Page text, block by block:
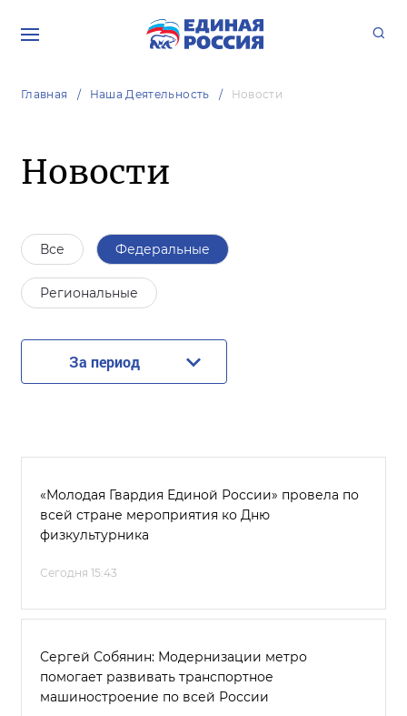
Главная Наша Деятельность Новости
Новости
Все Федеральные
Региональные
За период
«Молодая Гвардия Единой России» провела по
всей стране мероприятия ко Дню
физкультурника
Сегодня 15:43
Сергей Собянин: Модернизации метро
помогает развивать транспортное
машиностроение по всей России